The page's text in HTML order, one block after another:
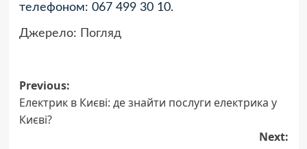
телефоном: 067 499 30 10.
Джерело: Погляд
Post
navigation
Previous:
Електрик в Києві: де знайти послуги електрика у
Києві?
Next: